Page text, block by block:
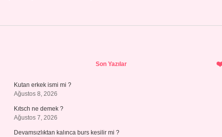
Son Yazılar
Kutan erkek ismi mi ?
Ağustos 8, 2026
Kıtsch ne demek ?
Ağustos 7, 2026
Devamsızlıktan kalınca burs kesilir mi ?